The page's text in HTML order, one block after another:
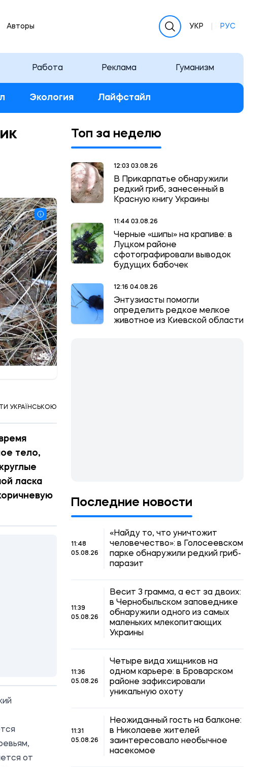
Авторы УКР РУС
Работа Реклама Гуманизм
Экология Лайфстайл
УКРАЇНСЬКОЮ
тело,
ласка
от
Топ за неделю
12:03 03.08.26
В Прикарпатье обнаружили
редкий гриб, занесенный в
Красную книгу Украины
11:44 03.08.26
Черные «шипы» на крапиве: в
Луцком районе
сфотографировали выводок
будущих бабочек
12:16 04.08.26
Энтузиасты помогли
определить редкое мелкое
животное из Киевской области
Последние новости
11:48
05.08.26
«Найду то, что уничтожит
человечество»: в Голосеевском
парке обнаружили редкий гриб-
паразит
11:39
05.08.26
Весит 3 грамма, а ест за двоих:
в Чернобыльском заповеднике
обнаружили одного из самых
маленьких млекопитающих
Украины
11:36
05.08.26
Четыре вида хищников на
одном карьере: в Броварском
районе зафиксировали
уникальную охоту
11:31
05.08.26
Неожиданный гость на балконе:
в Николаеве жителей
заинтересовало необычное
насекомое